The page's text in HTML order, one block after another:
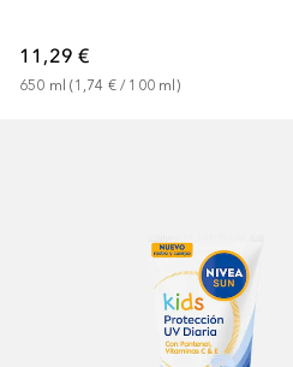
11,29 €
650 ml (1,74 € / 100 ml )